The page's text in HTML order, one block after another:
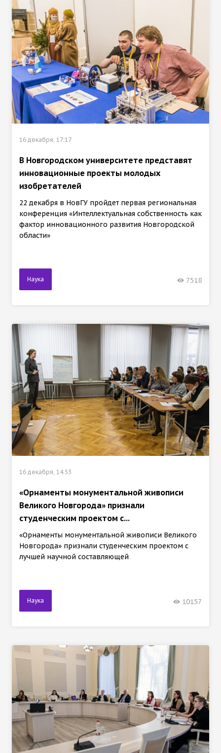
16 декабря, 17:17
В Новгородском университете представят
инновационные проекты молодых
изобретателей
22 декабря в НовГУ пройдет первая региональная
конференция «Интеллектуальная собственность как
фактор инновационного развития Новгородской
области»
Наука 7518
16 декабря, 14:53
«Орнаменты монументальной живописи
Великого Новгорода» признали
студенческим проектом с...
«Орнаменты монументальной живописи Великого
Новгорода» признали студенческим проектом с
лучшей научной составляющей
Наука 10157